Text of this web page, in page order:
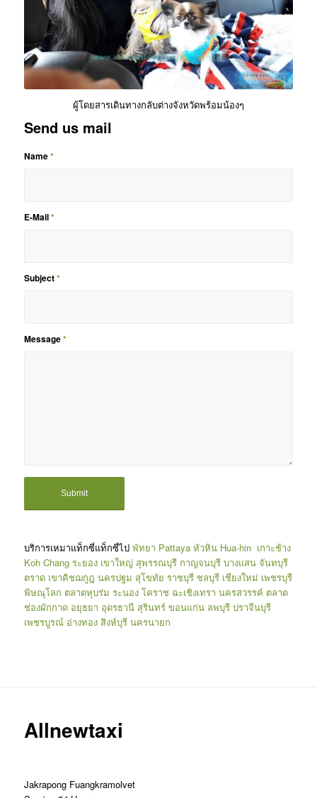
ผู้โดยสารเดินทางกลับต่างจังหวัดพร้อมน้องๆ
Send us mail
Name*
E-Mail*
Subject*
Message*
บริการเหมาแท็กซี่แท็กซี่ไป พัทยา Pattaya หัวหิน Hua-hin เกาะช้าง
Koh Chang ระยอง เขาใหญ่ สุพรรณบุรี กาญจนบุรี บางแสน จันทบุรี
ตราด เขาคิชฌกูฎ นครปฐม สุโขทัย ราชบุรี ชลบุรี เชียงใหม่ เพชรบุรี
พิษณุโลก ตลาดหุบร่ม ระนอง โคราช ฉะเชิงเทรา นครสวรรค์ ตลาด
ช่องผักกาด อยุธยา อุดรธานี สุรินทร์ ขอนแก่น ลพบุรี ปราจีนบุรี
เพชรบูรณ์ อ่างทอง สิงห์บุรี นครนายก
Allnewtaxi
Jakrapong Fuangkramolvet